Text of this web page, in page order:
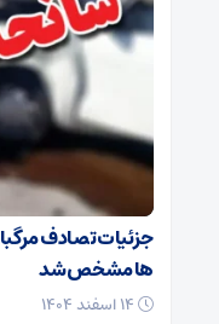
جزئیات تصادف
ها مشخص شد